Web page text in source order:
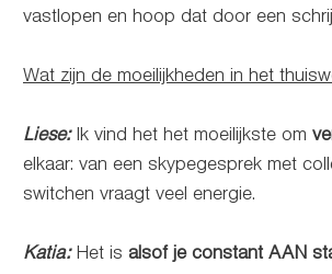
vastlopen en hoop dat door een
Wat zijn de moeilijkheden in het
Liese: Ik vind het het moeilijkste om
elkaar: van een skypegesprek met
switchen vraagt veel energie.
Katia: Het is alsof je constant AAN